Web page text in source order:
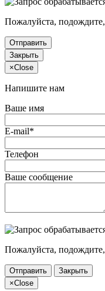
Пожалуйста,
Отправить
Закрыть
×Close
Напишите нам
Ваше имя
E-mail*
Телефон
Ваше сообщение
Пожалуйста,
Отправить
Закрыть
×Close